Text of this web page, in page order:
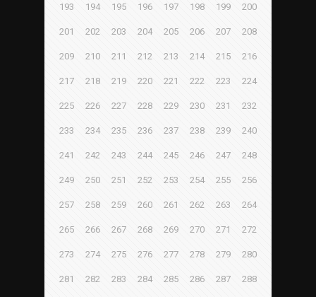
193 194 195 196 197 198 199 200
201 202 203 204 205 206 207 208
209 210 211 212 213 214 215 216
217 218 219 220 221 222 223 224
225 226 227 228 229 230 231 232
233 234 235 236 237 238 239 240
241 242 243 244 245 246 247 248
249 250 251 252 253 254 255 256
257 258 259 260 261 262 263 264
265 266 267 268 269 270 271 272
273 274 275 276 277 278 279 280
281 282 283 284 285 286 287 288